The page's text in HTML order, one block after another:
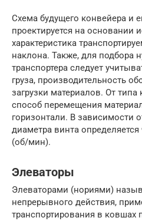
Схема будущего конвейера и
проектируется на основании
характеристика
наклона. Также, для подбора
транспортера следует
груза, производительность
загрузки материалов. От типа
способ перемещения
горизонтали. В зависимости
диаметра винта
(об/мин).
Элеваторы
Элеваторами (нориями)
непрерывного действия,
транспортирования в ковшах